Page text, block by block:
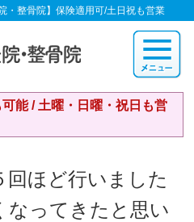
・整骨院】保険適用可/土日祝も営業
能 / 土曜・日曜・祝日も営
回ほど行いました
なってきたと思い